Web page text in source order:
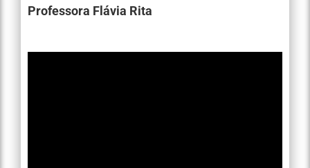
Professora Flávia Rita